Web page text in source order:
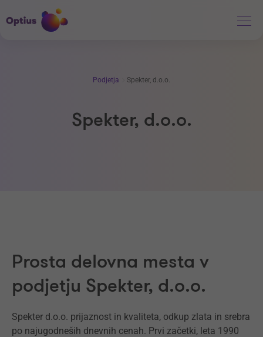
Podjetja Spekter, d.o.o.
Spekter, d.o.o.
Prosta delovna mesta v
podjetju Spekter, d.o.o.
Spekter d.o.o. prijaznost in kvaliteta, odkup zlata in srebra
po najugodneših dnevnih cenah. Prvi začetki, leta 1990